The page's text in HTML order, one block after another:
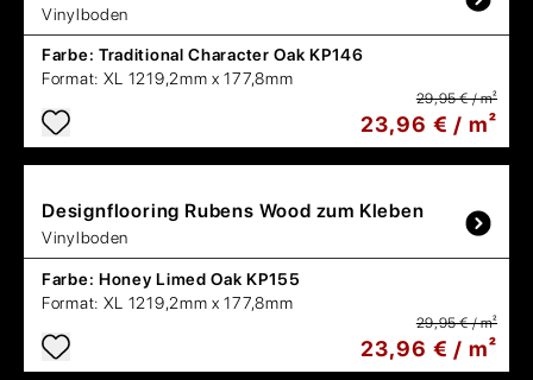
Vinylboden
Farbe: Traditional Character Oak KP146
Format: XL 1219,2mm x 177,8mm
29,95 € / m²
23,96 € / m²
Designflooring Rubens Wood zum Kleben
Vinylboden
Farbe: Honey Limed Oak KP155
Format: XL 1219,2mm x 177,8mm
29,95 € / m²
23,96 € / m²